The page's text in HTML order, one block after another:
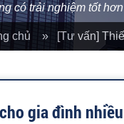
có trải nghiệm tốt
chủ » [Tư vấn]
gia đình